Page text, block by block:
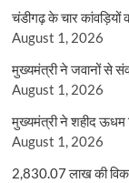
चंडीगढ़ के चार कांवड़ियों
August 1, 2026
मुख्यमंत्री ने जवानों से
August 1, 2026
मुख्यमंत्री ने शहीद ऊधम
August 1, 2026
2,830.07 लाख की